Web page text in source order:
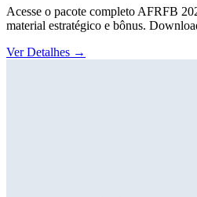
Acesse o pacote completo AFRFB
material estratégico e bônus.
Ver Detalhes →